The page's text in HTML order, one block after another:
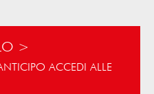
>
ACCEDI ALLE